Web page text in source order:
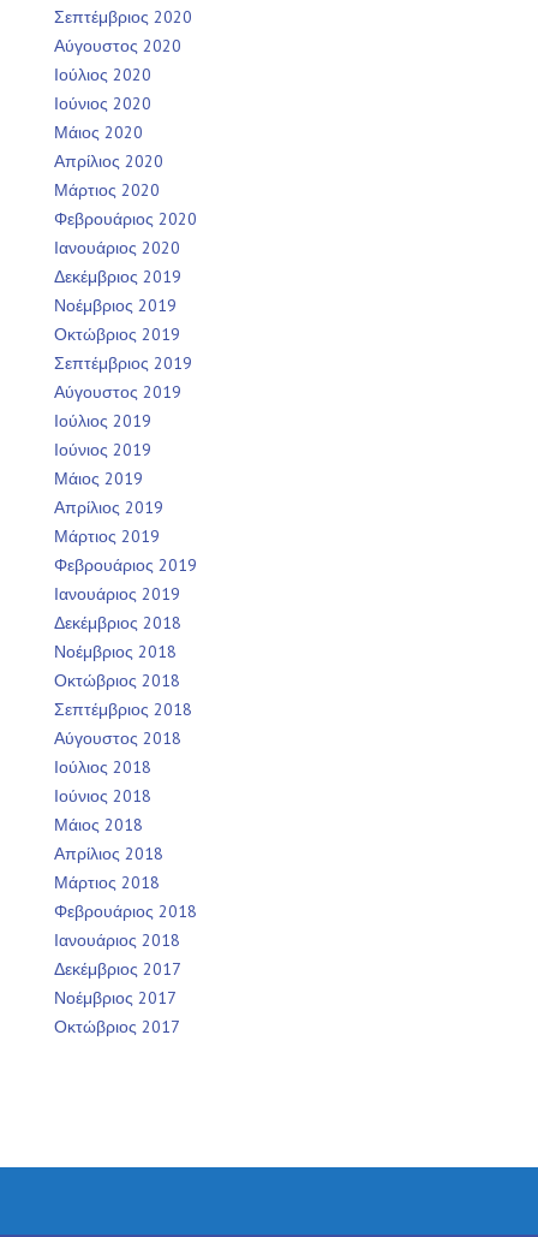
Σεπτέμβριος 2020
Αύγουστος 2020
Ιούλιος 2020
Ιούνιος 2020
Μάιος 2020
Απρίλιος 2020
Μάρτιος 2020
Φεβρουάριος 2020
Ιανουάριος 2020
Δεκέμβριος 2019
Νοέμβριος 2019
Οκτώβριος 2019
Σεπτέμβριος 2019
Αύγουστος 2019
Ιούλιος 2019
Ιούνιος 2019
Μάιος 2019
Απρίλιος 2019
Μάρτιος 2019
Φεβρουάριος 2019
Ιανουάριος 2019
Δεκέμβριος 2018
Νοέμβριος 2018
Οκτώβριος 2018
Σεπτέμβριος 2018
Αύγουστος 2018
Ιούλιος 2018
Ιούνιος 2018
Μάιος 2018
Απρίλιος 2018
Μάρτιος 2018
Φεβρουάριος 2018
Ιανουάριος 2018
Δεκέμβριος 2017
Νοέμβριος 2017
Οκτώβριος 2017